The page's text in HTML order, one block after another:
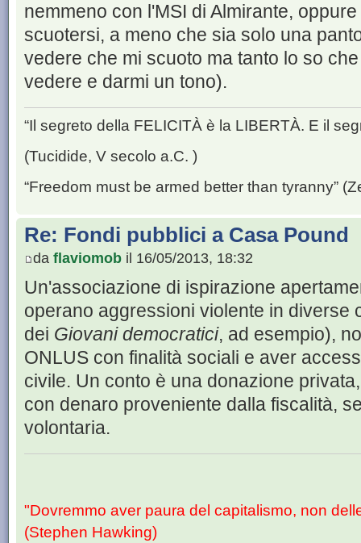
nemmeno con l'MSI di Almirante,
scuotersi, a meno che sia solo una
vedere che mi scuoto ma tanto lo so
vedere e darmi un tono).
“Il segreto della FELICITÀ è la LIBERTÀ. E il
(Tucidide, V secolo a.C. )
“Freedom must be armed better than tyranny”
Re: Fondi pubblici a Casa Pound
da flaviomob il 16/05/2013, 18:32
Un'associazione di ispirazione
operano aggressioni violente in diverse
dei Giovani democratici, ad esempio),
ONLUS con finalità sociali e aver
civile. Un conto è una donazione
con denaro proveniente dalla fiscalità,
volontaria.
"Dovremmo aver paura del capitalismo, non
(Stephen Hawking)